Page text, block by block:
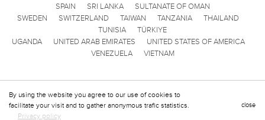
close
By using the website you agree to our use of cookies to
facilitate your visit and to gather anonymous trafic statistics.
Privacy policy
SPAIN
SRI LANKA
SULTANATE OF OMAN
SWEDEN
SWITZERLAND TAIWAN TANZANIA
THAILAND
TUNISIA
TÜRKIYE
UGANDA
UNITED ARAB EMIRATES
UNITED STATES OF AMERICA
VENEZUELA
VIETNAM